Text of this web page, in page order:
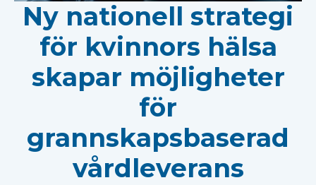
Ny nationell strategi
för kvinnors hälsa
skapar möjligheter
för
grannskapsbaserad
vårdleverans